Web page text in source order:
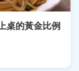
桌的黃金比例